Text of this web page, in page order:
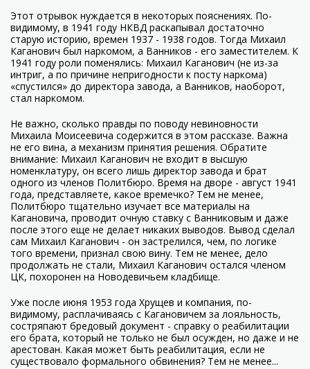
Этот отрывок нуждается в некоторых пояснениях. По-
видимому, в 1941 году НКВД раскапывал достаточно
старую историю, времен 1937 - 1938 годов. Тогда Михаил
Каганович был наркомом, а Ванников - его заместителем. К
1941 году роли поменялись: Михаил Каганович (не из-за
интриг, а по причине непригодности к посту наркома)
«спустился» до директора завода, а Ванников, наоборот,
стал наркомом.
Не важно, сколько правды по поводу невиновности
Михаила Моисеевича содержится в этом рассказе. Важна
не его вина, а механизм принятия решения. Обратите
внимание: Михаил Каганович не входит в высшую
номенклатуру, он всего лишь директор завода и брат
одного из членов Политбюро. Время на дворе - август 1941
года, представляете, какое времечко? Тем не менее,
Политбюро тщательно изучает все материалы на
Кагановича, проводит очную ставку с Ванниковым и даже
после этого еще не делает никаких выводов. Вывод сделал
сам Михаил Каганович - он застрелился, чем, по логике
того времени, признал свою вину. Тем не менее, дело
продолжать не стали, Михаил Каганович остался членом
ЦК, похоронен на Новодевичьем кладбище.
Уже после июня 1953 года Хрущев и компания, по-
видимому, расплачиваясь с Кагановичем за лояльность,
состряпают бредовый документ - справку о реабилитации
его брата, который не только не был осужден, но даже и не
арестован. Какая может быть реабилитация, если не
существовало формального обвинения? Тем не менее...